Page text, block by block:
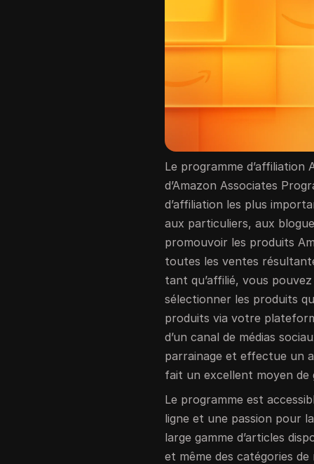
Le programme
d’Amazon Associates
d’affiliation les plus
aux particuliers, aux
promouvoir les produits
toutes les ventes
tant qu’affilié, vous
sélectionner les produits
produits via votre
d’un canal de médias
parrainage et effectue un
fait un excellent moyen de
Le programme est
ligne et une passion pour
large gamme d’articles
et même des catégories